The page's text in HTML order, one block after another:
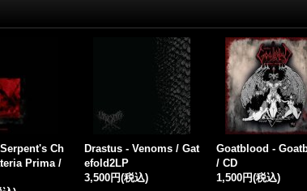
Rivers like Veins - The
Hidden Portals / CD
Genocide Kommando -
Anthems of Mass Mass
acre / DigiCD
1,800円